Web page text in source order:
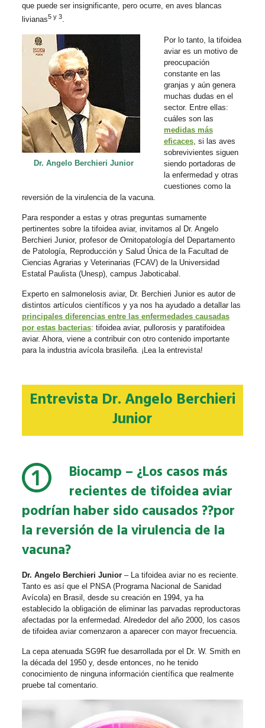
que puede ser insignificante, pero ocurre, en aves blancas
livianas5 y 3.
Dr. Angelo Berchieri Junior
Por lo tanto, la tifoidea
aviar es un motivo de
preocupación
constante en las
granjas y aún genera
muchas dudas en el
sector. Entre ellas:
cuáles son las
medidas más
eficaces, si las aves
sobrevivientes siguen
siendo portadoras de
la enfermedad y otras
cuestiones como la
reversión de la virulencia de la vacuna.
Para responder a estas y otras preguntas sumamente
pertinentes sobre la tifoidea aviar, invitamos al Dr. Angelo
Berchieri Junior, profesor de Ornitopatología del Departamento
de Patología, Reproducción y Salud Única de la Facultad de
Ciencias Agrarias y Veterinarias (FCAV) de la Universidad
Estatal Paulista (Unesp), campus Jaboticabal.
Experto en salmonelosis aviar, Dr. Berchieri Junior es autor de
distintos artículos científicos y ya nos ha ayudado a detallar las
principales diferencias entre las enfermedades causadas
por estas bacterias: tifoidea aviar, pullorosis y paratifoidea
aviar. Ahora, viene a contribuir con otro contenido importante
para la industria avícola brasileña. ¡Lea la entrevista!
Entrevista Dr. Angelo Berchieri
Junior
Biocamp – ¿Los casos más
recientes de tifoidea aviar
podrían haber sido causados ??por
la reversión de la virulencia de la
vacuna?
Dr. Angelo Berchieri Junior– La tifoidea aviar no es reciente.
Tanto es así que el PNSA (Programa Nacional de Sanidad
Avícola) en Brasil, desde su creación en 1994, ya ha
establecido la obligación de eliminar las parvadas reproductoras
afectadas por la enfermedad. Alrededor del año 2000, los casos
de tifoidea aviar comenzaron a aparecer con mayor frecuencia.
La cepa atenuada SG9R fue desarrollada por el Dr. W. Smith en
la década del 1950 y, desde entonces, no he tenido
conocimiento de ninguna información científica que realmente
pruebe tal comentario.